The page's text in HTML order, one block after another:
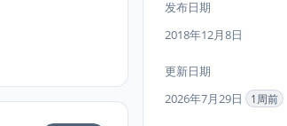
发布日期
2018年12月8日
更新日期
2026年7月29日
1周前